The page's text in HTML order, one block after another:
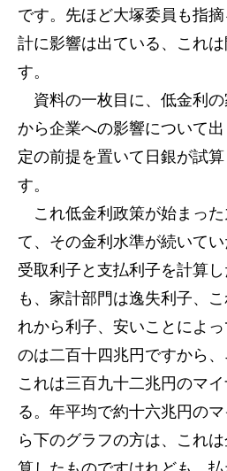
です。先ほど大塚委員も指
計に影響は出ている、これ
す。
資料の一枚目に、低金利
から企業への影響について
定の前提を置いて日銀が試
す。
これ低金利政策が始まった
て、その金利水準が続いて
受取利子と支払利子を計算
も、家計部門は逸失利子、
れから利子、安いことによ
のは二百十四兆円ですから
これは三百九十二兆円のマ
る。年平均で約十六兆円の
ら下のグラフの方は、これ